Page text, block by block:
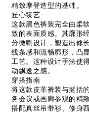
精致摩登造型的基础。
匠心臻艺
这款黑色裤装完全由柔
致的表面质感。其廓形
分微喇设计，塑造出修
线条感和流畅廓形，凸
工艺。这种设计手法使
动飘逸之感。
穿搭指南
将这款皮革裤装与挺括
务会议或画廊参观的精
搭配真丝吊带衫、修身